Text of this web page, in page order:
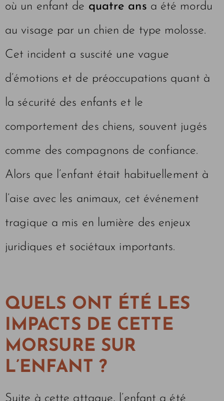
où un enfant de quatre ans a été mordu
au visage par un chien de type molosse.
Cet incident a suscité une vague
d’émotions et de préoccupations quant à
la sécurité des enfants et le
comportement des chiens, souvent jugés
comme des compagnons de confiance.
Alors que l’enfant était habituellement à
l’aise avec les animaux, cet événement
tragique a mis en lumière des enjeux
juridiques et sociétaux importants.
QUELS ONT ÉTÉ LES
IMPACTS DE CETTE
MORSURE SUR
L’ENFANT ?